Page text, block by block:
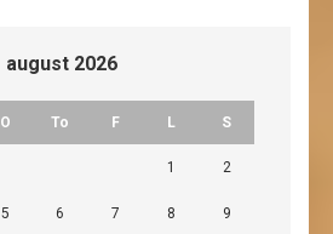
august 2026
O To F L S
1 2
5 6 7 8 9